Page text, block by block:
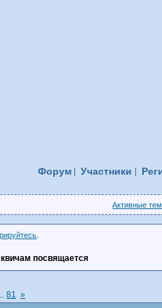
Форум Участники
Активные
посвящается
81 »